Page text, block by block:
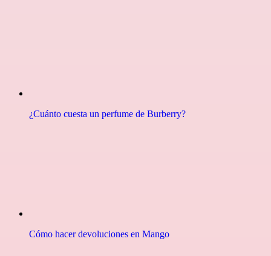
¿Cuánto cuesta un perfume de Burberry?
Cómo hacer devoluciones en Mango